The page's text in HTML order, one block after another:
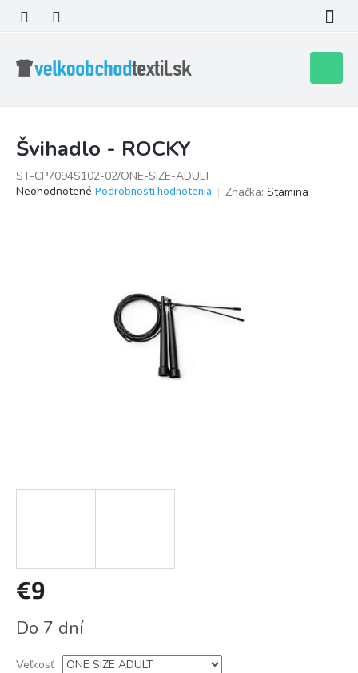
obsah
košík
Švihadlo - ROCKY
ST-CP7094S102-02/ONE-SIZE-ADULT
Priemerné
Neohodnotené Podrobnosti hodnotenia Značka: Stamina
€9
cena:
Do 7 dní
Veľkosť